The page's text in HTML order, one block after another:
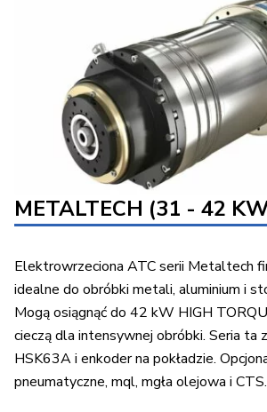
METALTECH (31 - 42
Elektrowrzeciona ATC serii Metaltech
idealne do obróbki metali, aluminium i
Mogą osiągnąć do 42 kW HIGH
cieczą dla intensywnej obróbki. Seria ta
HSK63A i enkoder na pokładzie.
pneumatyczne, mql, mgła olejowa i CTS.